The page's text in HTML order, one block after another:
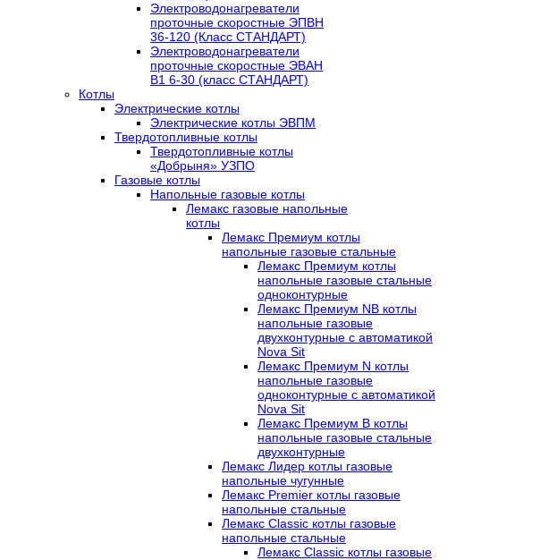
Электроводонагреватели
проточные скоростные ЭПВН
36-120 (Класс СТАНДАРТ)
Электроводонагреватели
проточные скоростные ЭВАН
В1 6-30 (класс СТАНДАРТ)
Котлы
Электрические котлы
Электрические котлы ЭВПМ
Твердотопливные котлы
Твердотопливные котлы
«Добрыня» УЗПО
Газовые котлы
Напольные газовые котлы
Лемакс газовые напольные
котлы
Лемакс Премиум котлы
напольные газовые стальные
Лемакс Премиум котлы
напольные газовые стальные
одноконтурные
Лемакс Премиум NB котлы
напольные газовые
двухконтурные c автоматикой
Nova Sit
Лемакс Премиум N котлы
напольные газовые
одноконтурные c автоматикой
Nova Sit
Лемакс Премиум B котлы
напольные газовые стальные
двухконтурные
Лемакс Лидер котлы газовые
напольные чугунные
Лемакс Premier котлы газовые
напольные стальные
Лемакс Classic котлы газовые
напольные стальные
Лемакс Classic котлы газовые